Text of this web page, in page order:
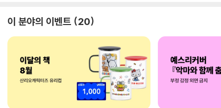
이 분야의 이벤트 20